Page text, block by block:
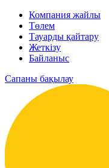
Компания жайлы
Төлем
Тауарды қайтару
Жеткізу
Байланыс
Сапаны бақылау